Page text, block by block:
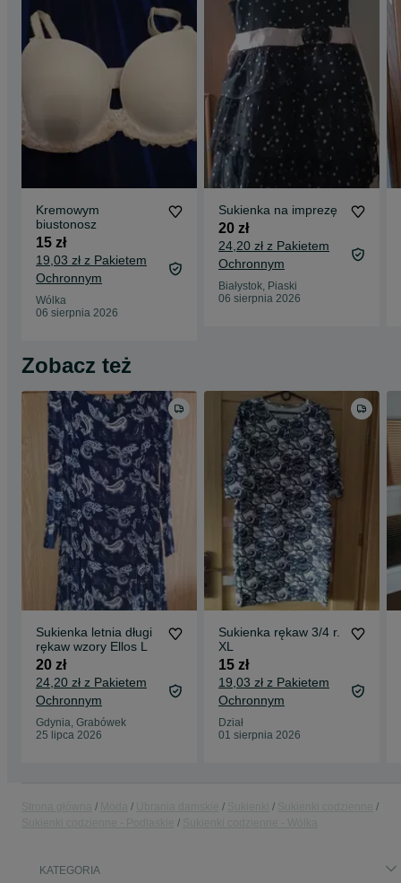
Kremowym
biustonosz
15 zł
19,03 zł z Pakietem
Ochronnym
Wólka
06 sierpnia 2026
Sukienka na imprezę
20 zł
24,20 zł z Pakietem
Ochronnym
Białystok, Piaski
06 sierpnia 2026
Zobacz też
Sukienka letnia długi
rękaw wzory Ellos L
20 zł
24,20 zł z Pakietem
Ochronnym
Gdynia, Grabówek
25 lipca 2026
Sukienka rękaw 3/4 r.
XL
15 zł
19,03 zł z Pakietem
Ochronnym
Dział
01 sierpnia 2026
KATEGORIA